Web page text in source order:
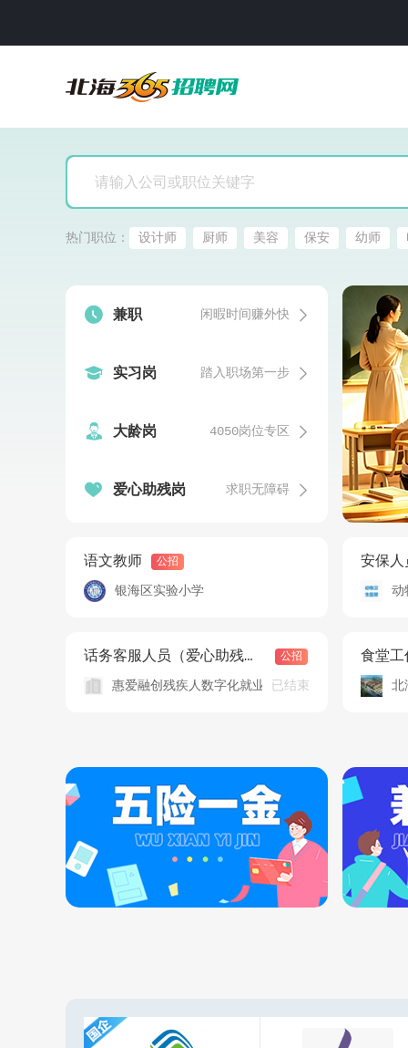
热门职位： 设计师 厨师 美容 保安 幼师
 兼职 闲暇时间赚外快 
 实习岗 踏入职场第一步 
 大龄岗 4050岗位专区 
 爱心助残岗 求职无障碍 
语文教师 公招
银海区实验小学
安保
动
话务客服人员（爱心助残岗） 公招
惠爱融创残疾人数字化就业（北海）基地
已结束
食堂工
北